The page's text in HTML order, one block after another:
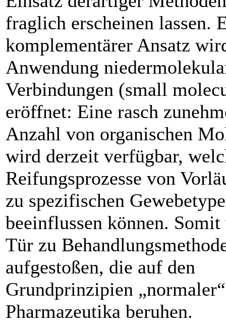
fraglich erscheinen lassen.
komplementärer Ansatz
Anwendung
Verbindungen (small
eröffnet: Eine rasch
Anzahl von organischen
wird derzeit verfügbar,
Reifungsprozesse von
zu spezifischen
beeinflussen können.
Tür zu
aufgestoßen, die auf den
Grundprinzipien „normaler“
Pharmazeutika beruhen.